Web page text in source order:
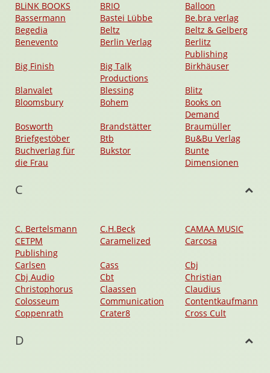
BLiNK BOOKS BRIO
Balloon
Bassermann
Bastei Lübbe
Be.bra verlag
Begedia
Beltz
Beltz & Gelberg
Benevento
Berlin Verlag
Berlitz
Publishing
Big Finish
Big Talk
Productions
Birkhäuser
Blanvalet Blessing
Blitz
Bloomsbury
Bohem
Books on
Demand
Bosworth
Brandstätter
Braumüller
Briefgestöber
Btb
Bu&Bu Verlag
Buchverlag für
die Frau
Bukstor
Bunte
Dimensionen
C
C. Bertelsmann C.H.Beck
CAMAA MUSIC
CETPM
Publishing
Caramelized Carcosa
Carlsen Cass
Cbj
Cbj Audio
Cbt
Christian
Christophorus
Claassen
Claudius
Colosseum
Communication
Contentkaufmann
Coppenrath
Crater8 Cross Cult
D